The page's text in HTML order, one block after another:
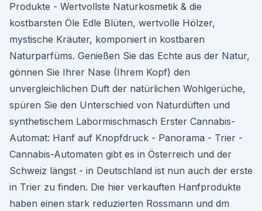
Produkte - Wertvollste Naturkosmetik & die
kostbarsten Öle Edle Blüten, wertvolle Hölzer,
mystische Kräuter, komponiert in kostbaren
Naturparfüms. Genießen Sie das Echte aus der Natur,
gönnen Sie Ihrer Nase (Ihrem Kopf) den
unvergleichlichen Duft der natürlichen Wohlgerüche,
spüren Sie den Unterschied von Naturdüften und
synthetischem Labormischmasch Erster Cannabis-
Automat: Hanf auf Knopfdruck - Panorama - Trier -
Cannabis-Automaten gibt es in Österreich und der
Schweiz längst - in Deutschland ist nun auch der erste
in Trier zu finden. Die hier verkauften Hanfprodukte
haben einen stark reduzierten Rossmann und dm